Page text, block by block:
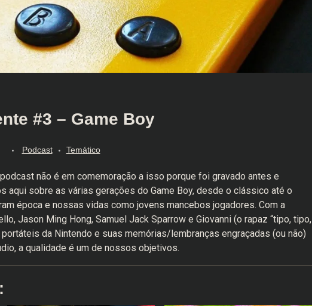
#3 – Game Boy
Podcast Temático
não é em comemoração a isso porque foi gravado antes e
aqui sobre as várias gerações do Game Boy, desde o clássico até o
época e nossas vidas como jovens mancebos jogadores. Com a
Jason Ming Hong, Samuel Jack Sparrow e Giovanni (o rapaz “tipo, tipo,
da Nintendo e suas memórias/lembranças engraçadas (ou não)
a qualidade é um de nossos objetivos.